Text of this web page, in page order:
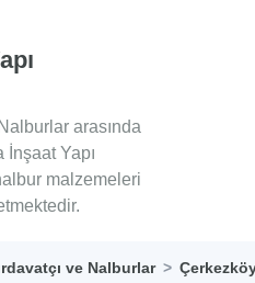
arasında
Yapı
malzemeleri
ve Nalburlar